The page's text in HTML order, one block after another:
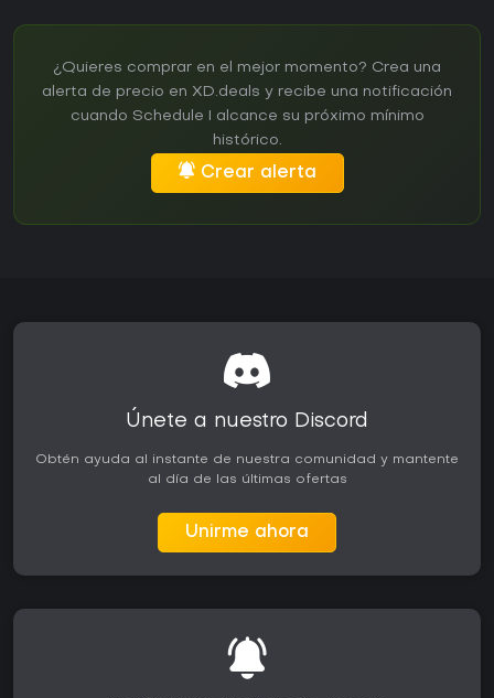
¿Quieres comprar en el mejor momento? Crea una
alerta de precio en XD.deals y recibe una notificación
cuando Schedule I alcance su próximo mínimo
histórico.
Crear alerta
Únete a nuestro Discord
Obtén ayuda al instante de nuestra comunidad y mantente
al día de las últimas ofertas
Unirme ahora